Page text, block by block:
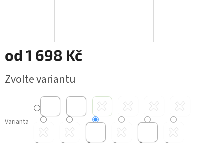
od 1 698 Kč
cena:
Zvolte variantu
Varianta